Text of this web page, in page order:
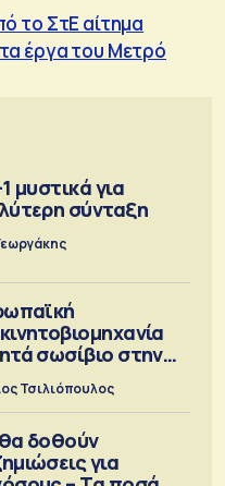
το ΣτΕ αίτημα
έργα του Μετρό
μυστικά για
σύνταξη
σωσίβιο στην
Τσιλιόπουλος
δοθούν
για